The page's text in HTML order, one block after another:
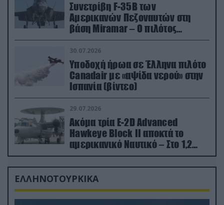
Συνετρίβη F-35B των
Αμερικανών Πεζοναυτών στη
βάση Miramar – Ο πιλότος
εκτινάχθηκε εγκαίρως
30.07.2026
Υποδοχή ήρωα σε Έλληνα πιλότο
Canadair με «αψίδα νερού» στην
Ισπανία (βίντεο)
29.07.2026
Ακόμα τρία E-2D Advanced
Hawkeye Block II αποκτά το
αμερικανικό Ναυτικό – Στο 1,2
δισ.δολάρια το κόστος
ΕΛΛΗΝΟΤΟΥΡΚΙΚΑ